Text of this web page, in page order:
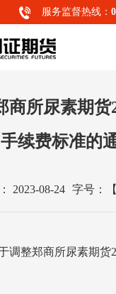
服务监督热线：
商所尿素期货
手续费标准的
2023-08-24 字号： 【
调整郑商所尿素期货